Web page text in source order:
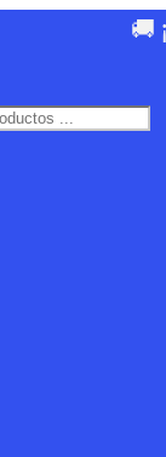
🚚